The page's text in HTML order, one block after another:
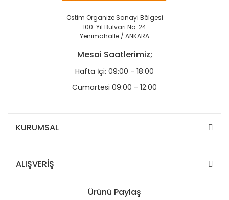
Ostim Organize Sanayi Bölgesi
100. Yıl Bulvarı No: 24
Yenimahalle / ANKARA
Mesai Saatlerimiz;
Hafta İçi: 09:00 - 18:00
Cumartesi 09:00 - 12:00
KURUMSAL
ALIŞVERİŞ
Ürünü Paylaş